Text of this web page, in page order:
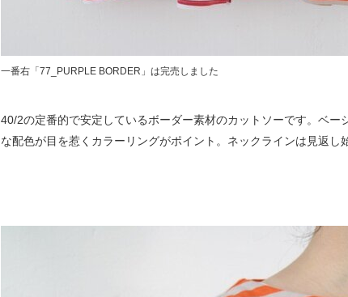
一番右「77_PURPLE BORDER」は完売しました
40/2の定番的で安定しているボーダー素材のカットソーです。ベー
な配色が目を惹くカラーリングがポイント。ネックラインは見返